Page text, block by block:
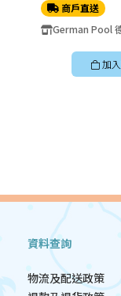
商戶直送
German Pool
加
資料查詢
物流及配送政策